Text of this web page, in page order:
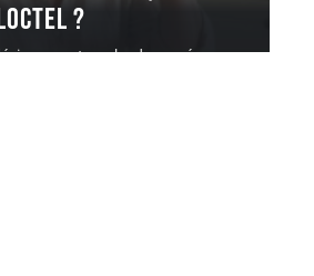
?
une tranche de numéros